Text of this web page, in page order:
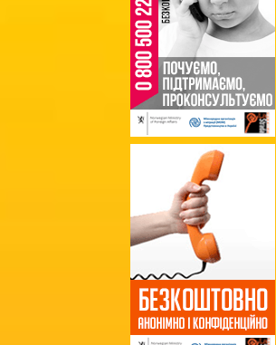
Фінансові звіти
Державні закупівлі
Звернення громадян
Благодійна допомога
Додаткова інформація
Витяг з протоколу про
учнів (вихованців)
НМТ 2025